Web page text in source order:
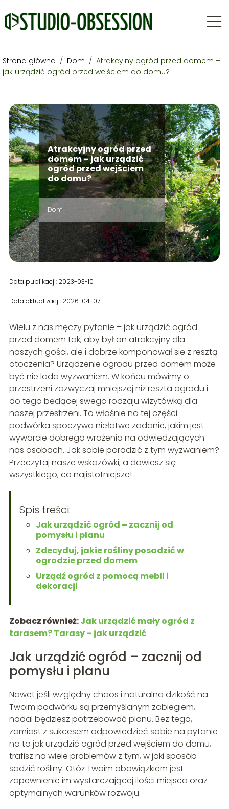
Strona główna / Dom / Atrakcyjny ogród przed domem –
jak urządzić ogród przed wejściem do domu?
Atrakcyjny ogród przed
domem – jak urządzić
ogród przed wejściem
do domu?
Dom
Data publikacji: 2023-03-10
Data aktualizacji: 2026-04-07
Wielu z nas męczy pytanie – jak urządzić ogród
przed domem tak, aby był on atrakcyjny dla
naszych gości, ale i dobrze komponował się z resztą
otoczenia? Urządzenie ogrodu przed domem może
być nie lada wyzwaniem. W końcu mówimy o
przestrzeni zazwyczaj mniejszej niż reszta ogrodu i
do tego będącej swego rodzaju wizytówką dla
naszej przestrzeni. To właśnie na tej części
podwórka spoczywa niełatwe zadanie, jakim jest
wywarcie dobrego wrażenia na odwiedzających
nas osobach. Jak sobie poradzić z tym wyzwaniem?
Przeczytaj nasze wskazówki, a dowiesz się
wszystkiego, co najistotniejsze!
Spis treści:
Jak urządzić ogród – zacznij od
pomysłu i planu
Zdecyduj, jakie rośliny posadzić w
ogrodzie przed domem
Urządź ogród z pomocą mebli i
dekoracji
Zobacz również:Jak urządzić mały ogród z
tarasem? Tarasy – jak urządzić
Jak urządzić ogród – zacznij od
pomysłu i planu
Nawet jeśli względny chaos i naturalna dzikość na
Twoim podwórku są przemyślanym zabiegiem,
nadal będziesz potrzebować planu. Bez tego,
zamiast z sukcesem odpowiedzieć sobie na pytanie
na to jak urządzić ogród przed wejściem do domu,
trafisz na wiele problemów z tym, w jaki sposób
sadzić rośliny. Otóż Twoim obowiązkiem jest
zapewnienie im wystarczającej ilości miejsca oraz
optymalnych warunków rozwoju.